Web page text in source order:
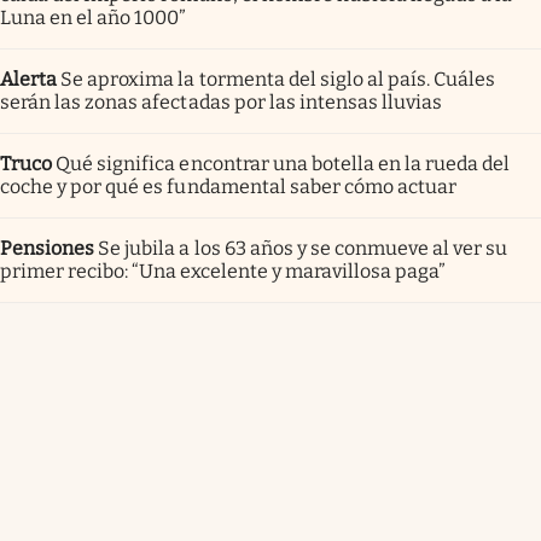
Luna en el año 1000”
Alerta Se aproxima la tormenta del siglo al país. Cuáles
serán las zonas afectadas por las intensas lluvias
Truco Qué significa encontrar una botella en la rueda del
coche y por qué es fundamental saber cómo actuar
Pensiones Se jubila a los 63 años y se conmueve al ver su
primer recibo: “Una excelente y maravillosa paga”